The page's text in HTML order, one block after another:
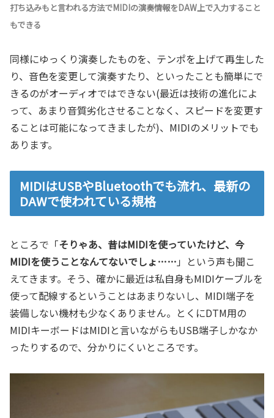
打ち込みもと言われる方法でMIDIの演奏情報をDAW上で入力すること
もできる
同様にゆっくり演奏したものを、テンポを上げて再生した
り、音色を変更して演奏すたり、といったことも簡単にで
きるのがオーディオではできない(最近は技術の進化によ
って、あまり音質劣化させることなく、スピードを変更す
ることは可能になってきましたが)、MIDIのメリットでも
あります。
MIDIはUSBやBluetoothでも流れ、最新の
DAWで使われている規格
ところで「そりゃあ、昔はMIDIを使っていたけど、今
MIDIを使うことなんてないでしょ…… 」という声も聞こ
えてきます。そう、確かに最近は私自身もMIDIケーブルを
使って配線するということはあまりないし、MIDI端子を
装備しない機材も少なくありません。とくにDTM用の
MIDIキーボードはMIDIと言いながらもUSB端子しかなか
ったりするので、分かりにくいところです。